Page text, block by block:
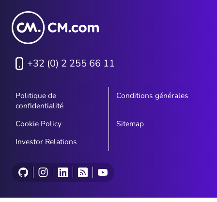
+32 (0) 2 255 66 11
Politique de
confidentialité
Conditions générales
Cookie Policy
Sitemap
Investor Relations